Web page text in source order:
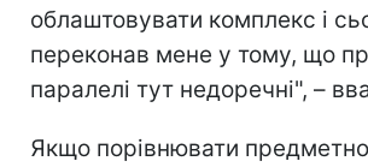
облаштовувати комплекс і
переконав мене у тому, що
паралелі тут недоречні", –
Якщо порівнювати